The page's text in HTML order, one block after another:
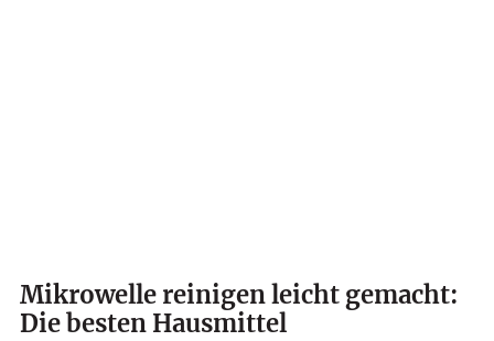
Mikrowelle reinigen leicht gemacht:
Die besten Hausmittel